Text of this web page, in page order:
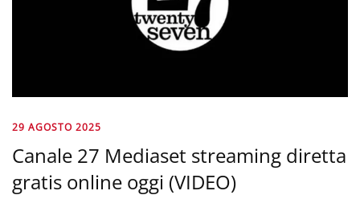
29 AGOSTO 2025
Canale 27 Mediaset streaming diretta
gratis online oggi (VIDEO)